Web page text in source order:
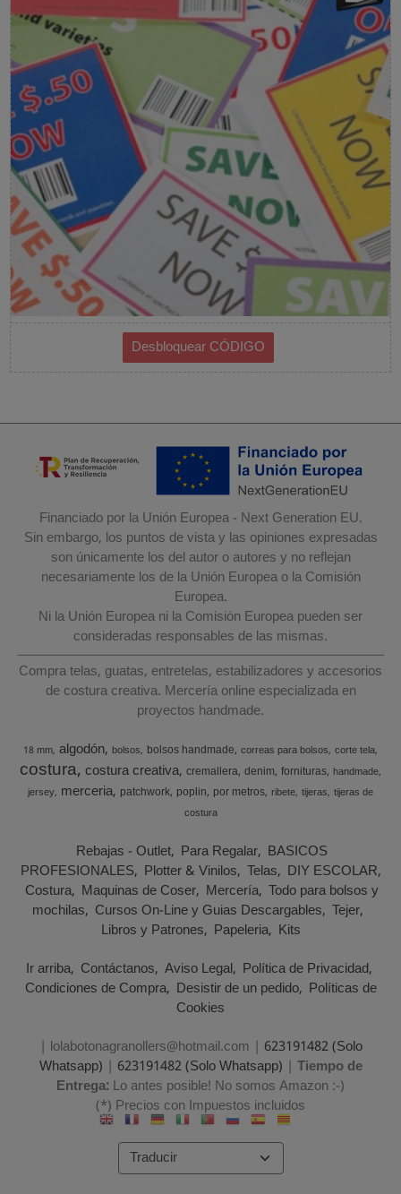
Financiado por la Unión Europea - Next Generation EU.
Sin embargo, los puntos de vista y las opiniones expresadas
son únicamente los del autor o autores y no reflejan
necesariamente los de la Unión Europea o la Comisión
Europea.
Ni la Unión Europea ni la Comisión Europea pueden ser
consideradas responsables de las mismas.
Compra telas, guatas, entretelas, estabilizadores y accesorios
de costura creativa. Mercería online especializada en
proyectos handmade.
18 mm algodón bolsos bolsos handmade correas para bolsos corte tela
costura costura creativa cremallera denim fornituras handmade
jersey merceria patchwork poplin por metros ribete tijeras tijeras de
costura
Rebajas - Outlet Para Regalar BASICOS
PROFESIONALES Plotter & Vinilos Telas DIY ESCOLAR
Costura Maquinas de Coser Mercería Todo para bolsos y
mochilas Cursos On-Line y Guias Descargables Tejer
Libros y Patrones Papeleria Kits
Ir arriba Contáctanos Aviso Legal Política de Privacidad
Condiciones de Compra Desistir de un pedido Políticas de
Cookies
| lolabotonagranollers@hotmail.com | 623191482 (Solo
Whatsapp) | 623191482 (Solo Whatsapp) | Tiempo de
Entrega:Lo antes posible! No somos Amazon :-)
(*) Precios con Impuestos incluidos